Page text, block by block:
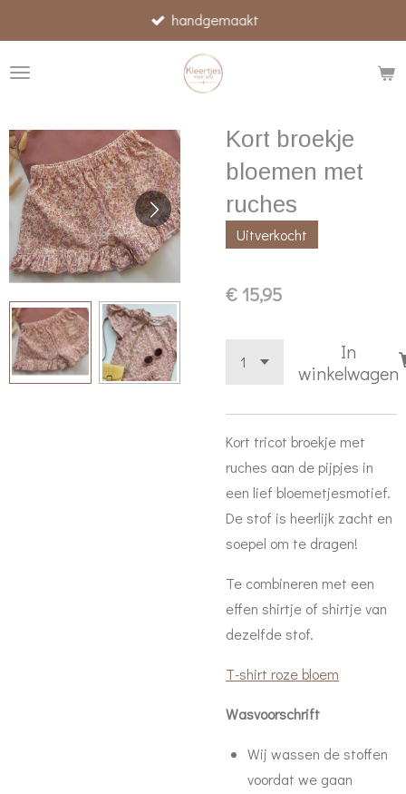
direct
naar
handgemaakt
Kort broekje
bloemen met
ruches
Uitverkocht
€ 15,95
In
winkelwagen
Kort tricot broekje met
ruches aan de pijpjes in
een lief bloemetjesmotief.
De stof is heerlijk zacht en
soepel om te dragen!
Te combineren met een
effen shirtje of shirtje van
dezelfde stof.
T-shirt roze bloem
Wasvoorschrift
Wij wassen de stoffen
voordat we gaan